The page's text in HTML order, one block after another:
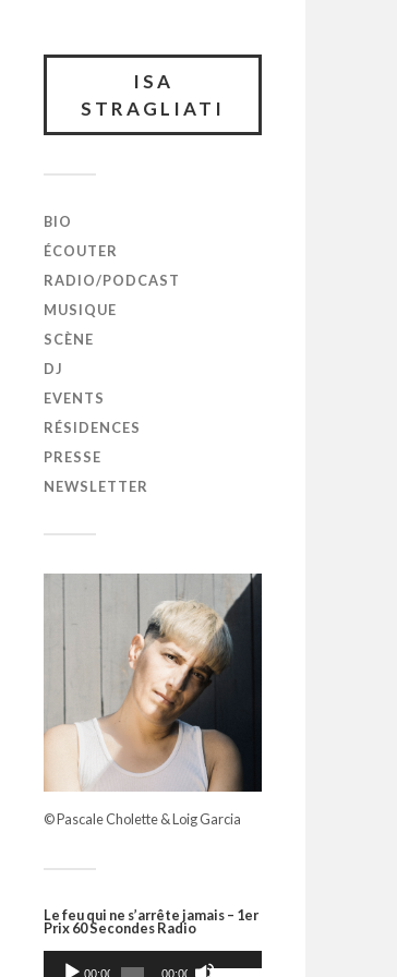
ISA
STRAGLIATI
BIO
ÉCOUTER
RADIO/PODCAST
MUSIQUE
SCÈNE
DJ
EVENTS
RÉSIDENCES
PRESSE
NEWSLETTER
© Pascale Cholette & Loig Garcia
Le feu qui ne s’arrête jamais – 1er
Prix 60 Secondes Radio
00:00 00:00